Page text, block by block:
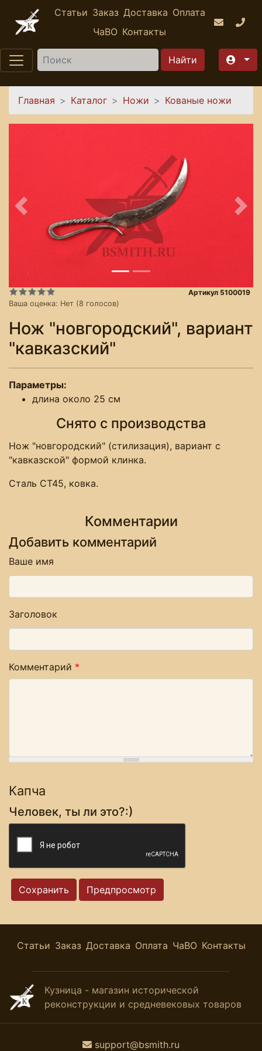
Перейти к основному содержанию
Статьи Заказ Доставка Оплата
ЧаВО Контакты
Найти
Вы здесь
Главная Каталог Ножи Кованые ножи
Предыдущее
Ваша оценка: Нет (8 голосов)
Артикул 5100019
Нож "новгородский", вариант
"кавказский"
Параметры:
длина около 25 см
Снято с производства
Нож "новгородский" (стилизация), вариант с
"кавказской" формой клинка.
Сталь СТ45, ковка.
Комментарии
Добавить комментарий
Ваше имя
Заголовок
Комментарий *
Капча
Человек, ты ли это?:)
Статьи Заказ Доставка Оплата ЧаВО Контакты
Кузница - магазин исторической
реконструкции и средневековых товаров
support@bsmith.ru